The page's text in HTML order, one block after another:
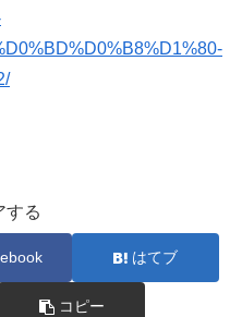
する
はてブ
コピー